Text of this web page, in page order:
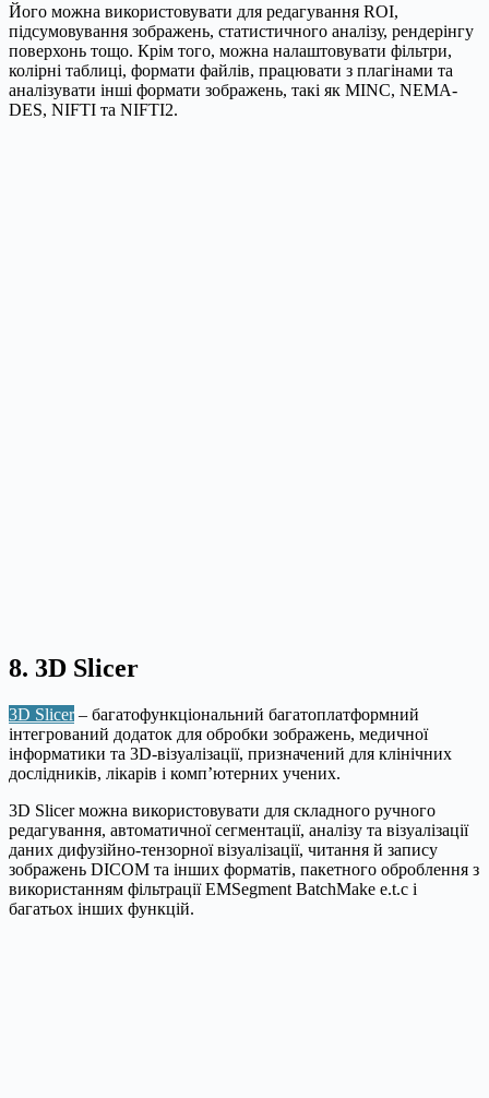
Його можна використовувати для редагування ROI,
підсумовування зображень, статистичного аналізу, рендерінгу
поверхонь тощо. Крім того, можна налаштовувати фільтри,
колірні таблиці, формати файлів, працювати з плагінами та
аналізувати інші формати зображень, такі як MINC, NEMA-
DES, NIFTI та NIFTI2.
8. 3D Slicer
3D Slicer – багатофункціональний багатоплатформний
інтегрований додаток для обробки зображень, медичної
інформатики та 3D-візуалізації, призначений для клінічних
дослідників, лікарів і комп’ютерних учених.
3D Slicer можна використовувати для складного ручного
редагування, автоматичної сегментації, аналізу та візуалізації
даних дифузійно-тензорної візуалізації, читання й запису
зображень DICOM та інших форматів, пакетного оброблення з
використанням фільтрації EMSegment BatchMake e.t.c і
багатьох інших функцій.